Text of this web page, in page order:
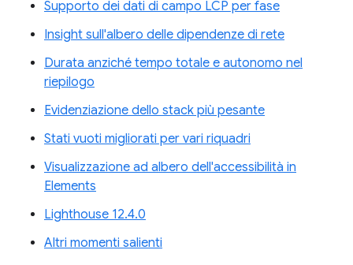
Supporto dei dati di campo LCP per fase
Insight sull'albero delle dipendenze di rete
Durata anziché tempo totale e autonomo nel
riepilogo
Evidenziazione dello stack più pesante
Stati vuoti migliorati per vari riquadri
Visualizzazione ad albero dell'accessibilità in
Elements
Lighthouse 12.4.0
Altri momenti salienti